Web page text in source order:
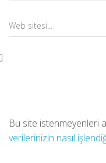
Bu site istenmeyenleri
verilerinizin nasıl